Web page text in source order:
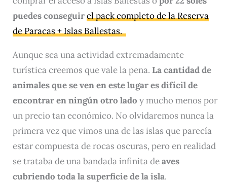
puedes conseguirel pack completo de la Reserva
de Paracas + Islas Ballestas.
Aunque sea una actividad extremadamente
turística creemos que vale la pena. La cantidad de
animales que se ven en este lugar es difícil de
encontrar en ningún otro lado y mucho menos por
un precio tan económico. No olvidaremos nunca la
primera vez que vimos una de las islas que parecía
estar compuesta de rocas oscuras, pero en realidad
se trataba de una bandada infinita deaves
cubriendo toda la superficie de la isla.